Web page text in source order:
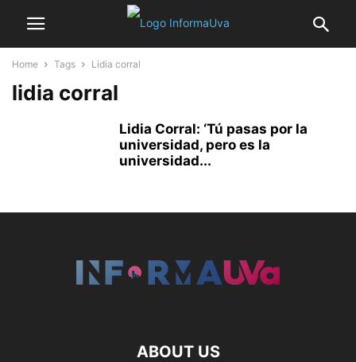
Home Tags Lidia corral
lidia corral
Lidia Corral: ‘Tú pasas por la
universidad, pero es la
universidad...
ABOUT US